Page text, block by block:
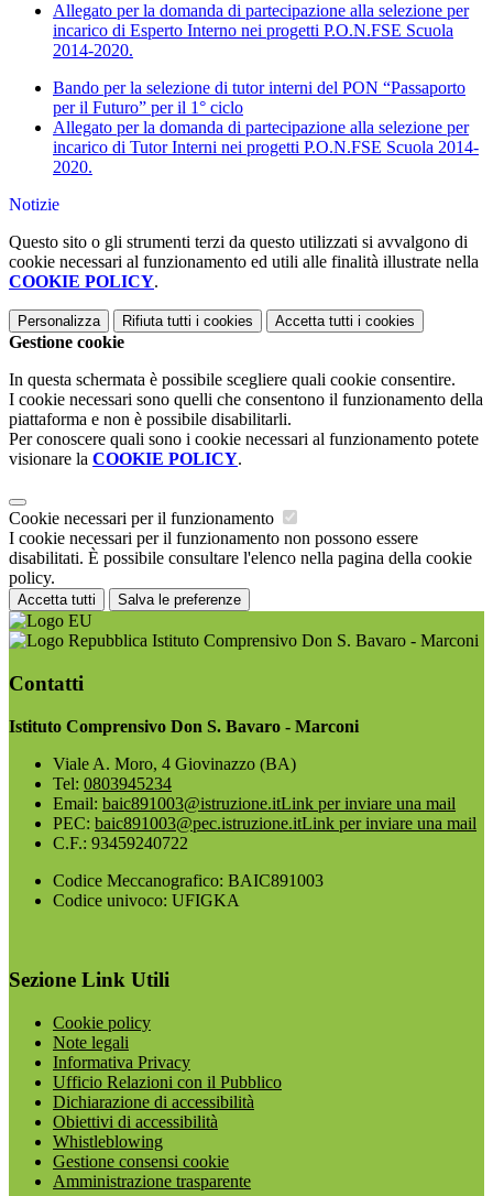
Allegato per la domanda di partecipazione alla selezione per
incarico di Esperto Interno nei progetti P.O.N.FSE Scuola
2014-2020.
Bando per la selezione di tutor interni del PON “Passaporto
per il Futuro” per il 1° ciclo
Allegato per la domanda di partecipazione alla selezione per
incarico di Tutor Interni nei progetti P.O.N.FSE Scuola 2014-
2020.
Notizie
Questo sito o gli strumenti terzi da questo utilizzati si avvalgono di
cookie necessari al funzionamento ed utili alle finalità illustrate nella
COOKIE POLICY.
Personalizza Rifiuta tutti i cookies Accetta tutti i cookies
Gestione cookie
In questa schermata è possibile scegliere quali cookie consentire.
I cookie necessari sono quelli che consentono il funzionamento della
piattaforma e non è possibile disabilitarli.
Per conoscere quali sono i cookie necessari al funzionamento potete
visionare la COOKIE POLICY.
Cookie necessari per il funzionamento
I cookie necessari per il funzionamento non possono essere
disabilitati. È possibile consultare l'elenco nella pagina della cookie
policy.
Accetta tutti Salva le preferenze
Istituto Comprensivo Don S. Bavaro - Marconi
Contatti
Istituto Comprensivo Don S. Bavaro - Marconi
Viale A. Moro, 4 Giovinazzo (BA)
Tel: 0803945234
Email: baic891003@istruzione.itLink per inviare una mail
PEC: baic891003@pec.istruzione.itLink per inviare una mail
C.F.: 93459240722
Codice Meccanografico: BAIC891003
Codice univoco: UFIGKA
Sezione Link Utili
Cookie policy
Note legali
Informativa Privacy
Ufficio Relazioni con il Pubblico
Dichiarazione di accessibilità
Obiettivi di accessibilità
Whistleblowing
Gestione consensi cookie
Amministrazione trasparente